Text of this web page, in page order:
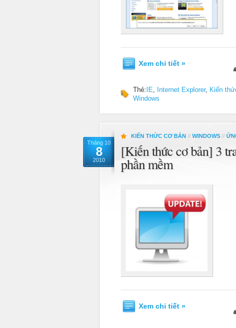
Xem chi tiết »
Thẻ: IE, Internet Explorer, Kiến
Windows
Tháng 10
8
2010
KIẾN THỨC CƠ BẢN // WINDOWS //
[Kiến thức cơ bản] 3
phần mềm
Xem chi tiết »